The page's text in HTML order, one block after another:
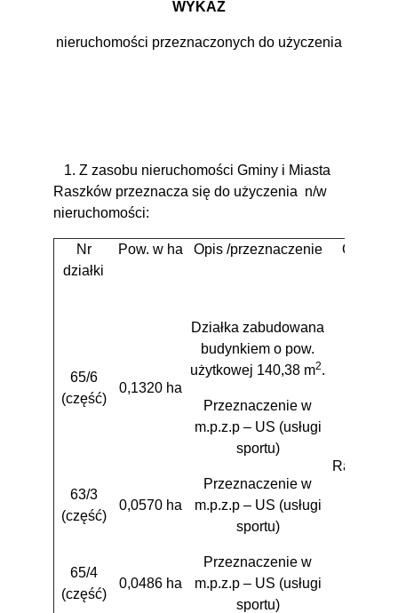
WYKAZ
nieruchomości przeznaczonych do użyczenia
1. Z zasobu nieruchomości Gminy i Miasta
Raszków przeznacza się do użyczenia n/w
nieruchomości:
Nr
działki
Pow. w ha Opis /przeznaczenie Obręb
65/6
(część)
0,1320 ha
Działka zabudowana
budynkiem o pow.
użytkowej 140,38 m2.
Przeznaczenie w
m.p.z.p – US (usługi
sportu)
Raszków
63/3
(część)
0,0570 ha
Przeznaczenie w
m.p.z.p – US (usługi
sportu)
65/4
(część)
0,0486 ha
Przeznaczenie w
m.p.z.p – US (usługi
sportu)